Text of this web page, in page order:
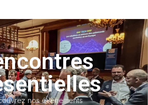
nos évènements